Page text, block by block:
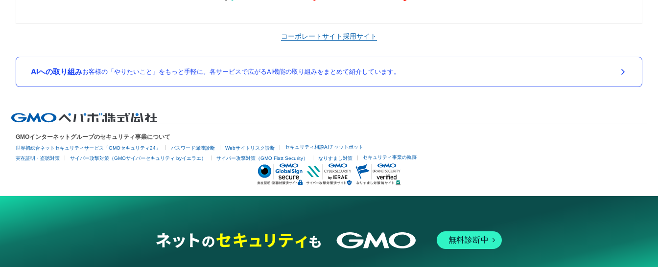
コーポレートサイト採用サイト
AIへの取り組みお客様の「やりたいこと」をもっと手軽に。各サービスで広がるAI機能の取り組みをまとめて紹介しています。
GMOインターネットグループのセキュリティ事業について
世界初総合ネットセキュリティサービス「GMOセキュリティ24」 パスワード漏洩診断 Webサイトリスク診断 セキュリティ相談AIチャットボット
実在証明・盗聴対策 サイバー攻撃対策（GMOサイバーセキュリティ byイエラエ） サイバー攻撃対策（GMO Flatt Security） なりすまし対策 セキュリティ事業の軌跡
無料診断中